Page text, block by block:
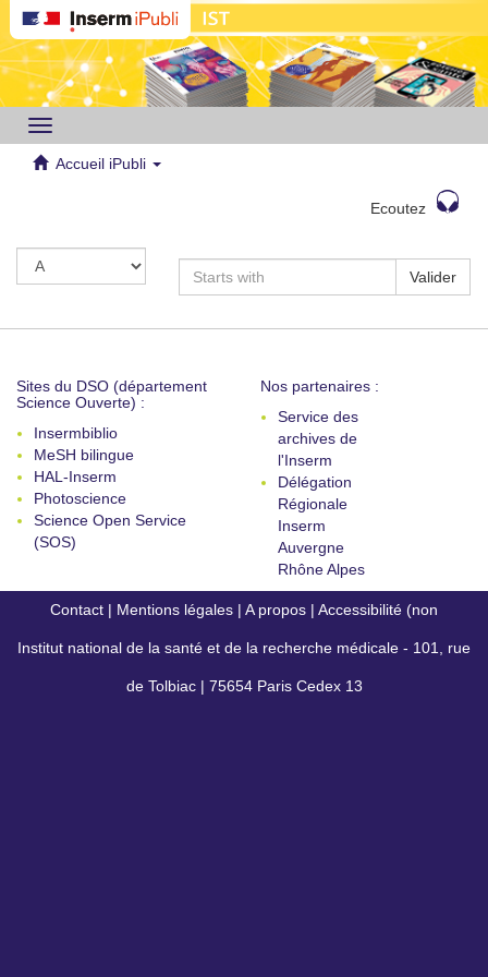
Toggle
navigation
Accueil iPubli
Ecoutez
Valider
Sites du DSO (département
Science Ouverte) :
Insermbiblio
MeSH bilingue
HAL-Inserm
Photoscience
Science Open Service
(SOS)
Nos partenaires :
Service des
archives de
l'Inserm
Délégation
Régionale
Inserm
Auvergne
Rhône Alpes
Contact | Mentions légales | A propos | Accessibilité (non
conforme)
Institut national de la santé et de la recherche médicale - 101, rue
de Tolbiac | 75654 Paris Cedex 13